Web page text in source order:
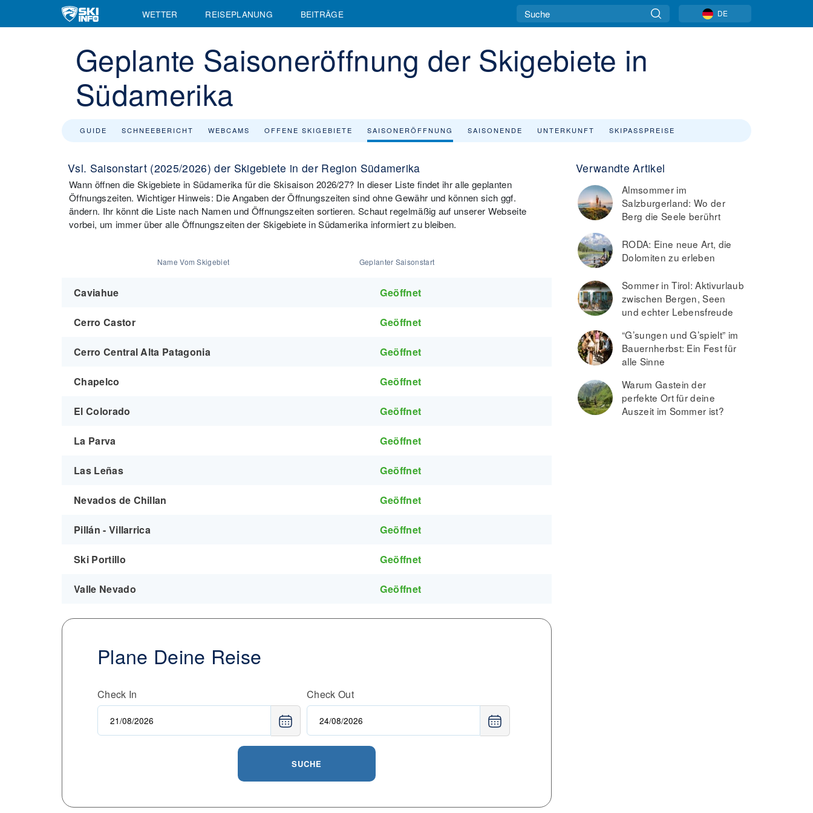
WETTER REISEPLANUNG BEITRÄGE DE
Geplante Saisoneröffnung der Skigebiete in
Südamerika
GUIDE SCHNEEBERICHT WEBCAMS OFFENE SKIGEBIETE SAISONERÖFFNUNG SAISONENDE UNTERKUNFT SKIPASSPREISE
Vsl. Saisonstart (2025/2026) der Skigebiete in der Region Südamerika
Wann öffnen die Skigebiete in Südamerika für die Skisaison 2026/27? In dieser Liste findet ihr alle geplanten
Öffnungszeiten. Wichtiger Hinweis: Die Angaben der Öffnungszeiten sind ohne Gewähr und können sich ggf.
ändern. Ihr könnt die Liste nach Namen und Öffnungszeiten sortieren. Schaut regelmäßig auf unserer Webseite
vorbei, um immer über alle Öffnungszeiten der Skigebiete in Südamerika informiert zu bleiben.
Name Vom Skigebiet Geplanter Saisonstart
Caviahue Geöffnet
Cerro Castor Geöffnet
Cerro Central Alta Patagonia Geöffnet
Chapelco Geöffnet
El Colorado Geöffnet
La Parva Geöffnet
Las Leñas Geöffnet
Nevados de Chillan Geöffnet
Pillán - Villarrica Geöffnet
Ski Portillo Geöffnet
Valle Nevado Geöffnet
Plane Deine Reise
Check In Check Out
SUCHE
Verwandte Artikel
Almsommer im
Salzburgerland: Wo der
Berg die Seele berührt
RODA: Eine neue Art, die
Dolomiten zu erleben
Sommer in Tirol: Aktivurlaub
zwischen Bergen, Seen
und echter Lebensfreude
“G’sungen und G’spielt” im
Bauernherbst: Ein Fest für
alle Sinne
Warum Gastein der
perfekte Ort für deine
Auszeit im Sommer ist?